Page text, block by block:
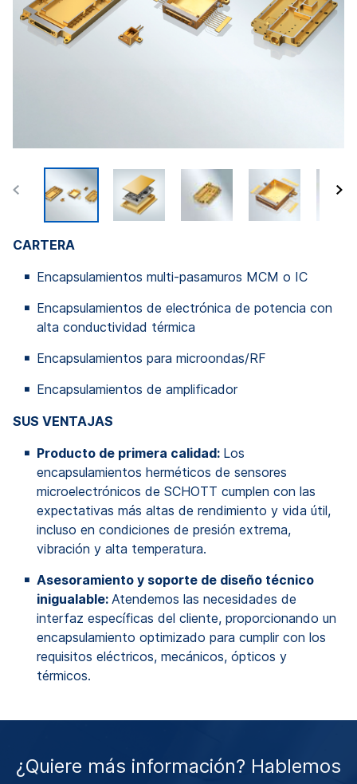
CARTERA
Encapsulamientos multi-pasamuros MCM o IC
Encapsulamientos de electrónica de potencia con
alta conductividad térmica
Encapsulamientos para microondas/RF
Encapsulamientos de amplificador
SUS VENTAJAS
Producto de primera calidad: Los
encapsulamientos herméticos de sensores
microelectrónicos de SCHOTT cumplen con las
expectativas más altas de rendimiento y vida útil,
incluso en condiciones de presión extrema,
vibración y alta temperatura.
Asesoramiento y soporte de diseño técnico
inigualable: Atendemos las necesidades de
interfaz específicas del cliente, proporcionando un
encapsulamiento optimizado para cumplir con los
requisitos eléctricos, mecánicos, ópticos y
térmicos.
¿Quiere más información? Hablemos